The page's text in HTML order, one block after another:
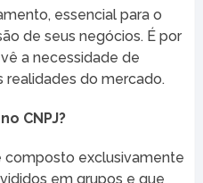
essencial para o
de seus negócios. É por
a necessidade de
realidades do mercado.
CNPJ?
composto exclusivamente
em grupos e que